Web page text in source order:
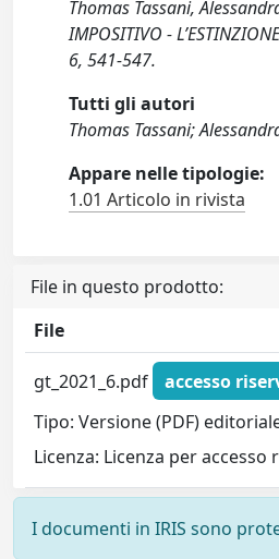
Thomas Tassani, Alessandra
IMPOSITIVO -
6, 541-547.
Tutti gli autori
Thomas Tassani;
Appare nelle tipologie:
1.01 Articolo in rivista
File in questo prodotto:
File
gt_2021_6.pdf
accesso
Tipo: Versione (PDF)
Licenza: Licenza per accesso
I documenti in IRIS sono